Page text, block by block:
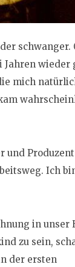
schwanger.
wieder
mich
und
Ich
in unser
zu sein,
der ersten